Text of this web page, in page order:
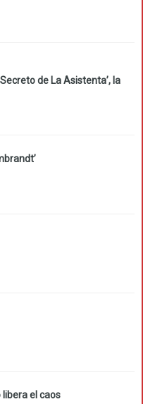
de La Asistenta’, la
el caos